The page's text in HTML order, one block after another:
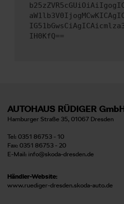
IH0KfQ==
AUTOHAUS RÜDIGER
Hamburger Straße 35, 01067 Dresden
Tel: 0351 86753 - 10
Fax: 0351 86753 - 20
E-Mail: info@skoda-dresden.de
Händler-Website:
www.ruediger-dresden.skoda-auto.de